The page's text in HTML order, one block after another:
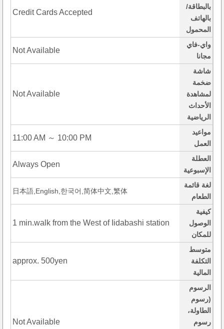
بالبطاقة/
بالهاتف
المحمول
Credit Cards Accepted
واي-فاي
مجانا
Not Available
شاشة
ضخمة
لمشاهدة
الأحداث
الرياضية
Not Available
مواعيد
العمل
11:00 AM ～ 10:00 PM
العطلة
الإسبوعية
Always Open
لغة قائمة
الطعام
日本語,English,한국어,简体中文,繁体
كيفية
الوصول
للمكان
1 min.walk from the West of Iidabashi station
متوسط
التكلفة
المالية
approx. 500yen
الرسوم
(رسوم
الطاولة،
رسوم
Not Available